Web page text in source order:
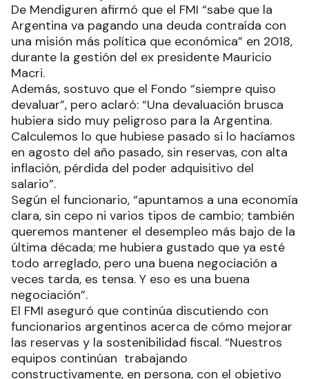
De Mendiguren afirmó que el FMI “sabe que la
Argentina va pagando una deuda contraída con
una misión más política que económica” en 2018,
durante la gestión del ex presidente Mauricio
Macri.
Además, sostuvo que el Fondo “siempre quiso
devaluar”, pero aclaró: “Una devaluación brusca
hubiera sido muy peligroso para la Argentina.
Calculemos lo que hubiese pasado si lo hacíamos
en agosto del año pasado, sin reservas, con alta
inflación, pérdida del poder adquisitivo del
salario”.
Según el funcionario, “apuntamos a una economía
clara, sin cepo ni varios tipos de cambio; también
queremos mantener el desempleo más bajo de la
última década; me hubiera gustado que ya esté
todo arreglado, pero una buena negociación a
veces tarda, es tensa. Y eso es una buena
negociación”.
El FMI aseguró que continúa discutiendo con
funcionarios argentinos acerca de cómo mejorar
las reservas y la sostenibilidad fiscal. “Nuestros
equipos continúan trabajando
constructivamente, en persona, con el objetivo